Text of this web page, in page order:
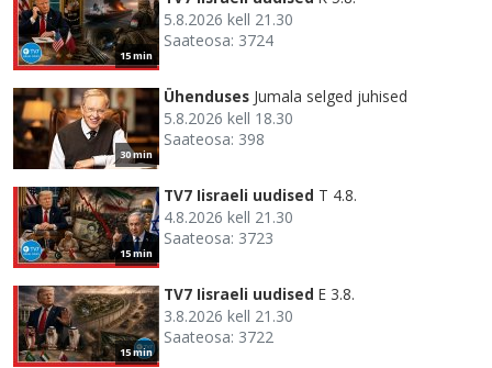
15 min
5.8.2026 kell 21.30
Saateosa: 3724
30 min
Ühenduses Jumala selged juhised
5.8.2026 kell 18.30
Saateosa: 398
15 min
TV7 Iisraeli uudised T 4.8.
4.8.2026 kell 21.30
Saateosa: 3723
15 min
TV7 Iisraeli uudised E 3.8.
3.8.2026 kell 21.30
Saateosa: 3722